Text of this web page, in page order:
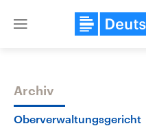
Close
Themen
Archiv
Oberverwaltungsgericht